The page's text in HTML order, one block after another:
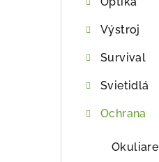
Výstroj
Survival
Svietidlá
Ochrana
Okuliare